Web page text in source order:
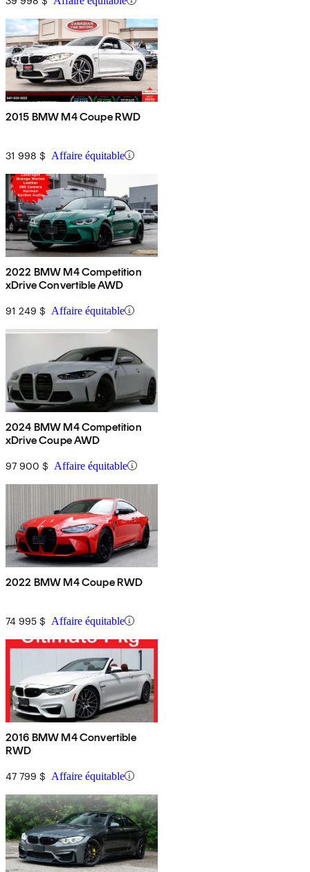
2015 BMW M4 Coupe RWD
31 998 $ Affaire équitable
2022 BMW M4 Competition
xDrive Convertible AWD
91 249 $ Affaire équitable
2024 BMW M4 Competition
xDrive Coupe AWD
97 900 $ Affaire équitable
2022 BMW M4 Coupe RWD
74 995 $ Affaire équitable
2016 BMW M4 Convertible
RWD
47 799 $ Affaire équitable